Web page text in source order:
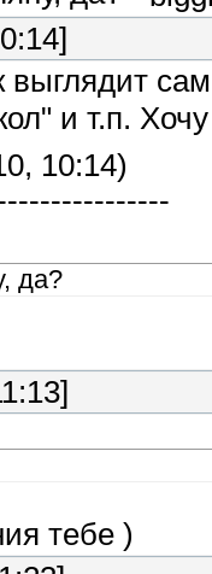
выглядит
и т.п.
10:14)
да?
тебе )